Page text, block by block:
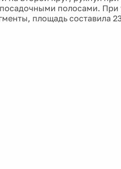
полосами. При
площадь составила